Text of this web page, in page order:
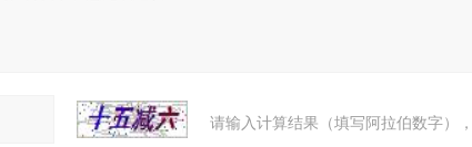
请输入计算结果（填写阿拉伯数字）